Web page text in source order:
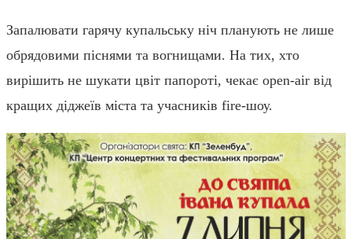
Запалювати гарячу купальську ніч планують не лише
обрядовими піснями та вогнищами. На тих, хто
вирішить не шукати цвіт папороті, чекає open-air від
кращих діджеїв міста та учасників fire-шоу.